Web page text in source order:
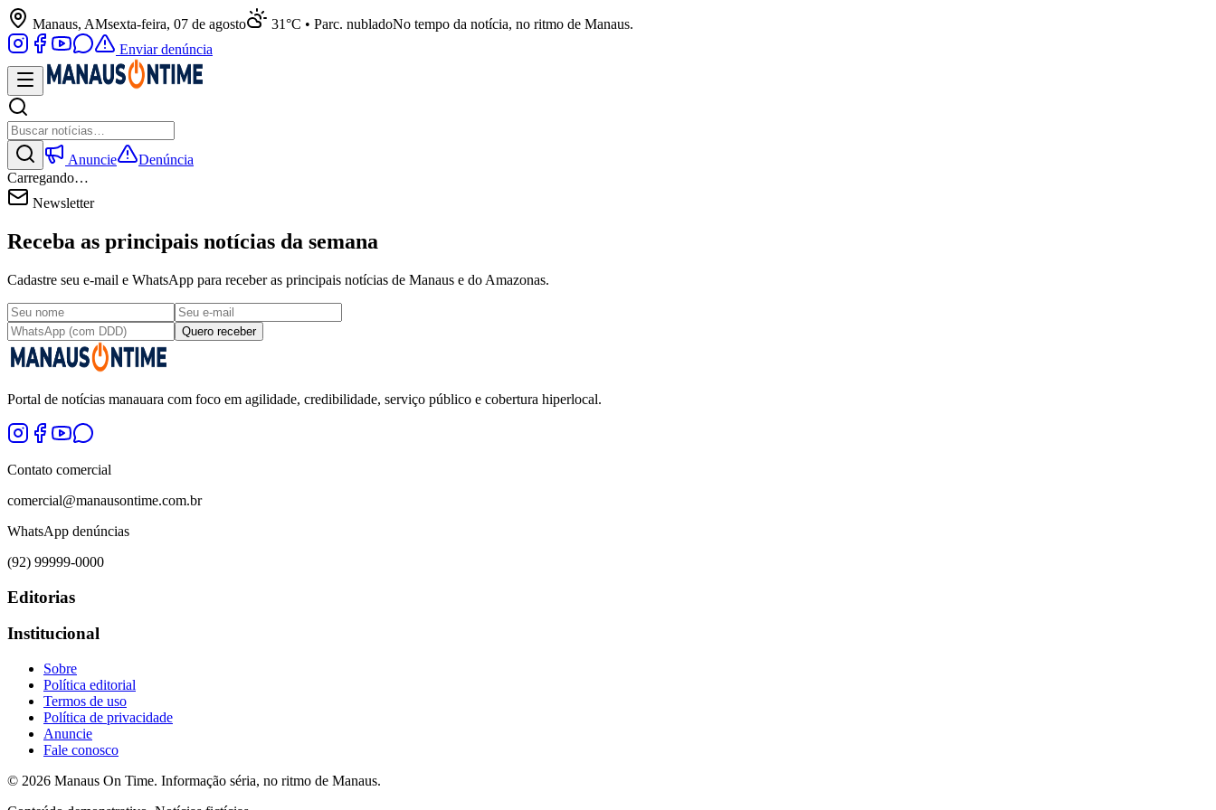
Manaus, AMsexta-feira, 07 de agosto 31°C • Parc. nubladoNo tempo da notícia, no ritmo de Manaus.
Enviar denúncia
Anuncie
Denúncia
Carregando…
Newsletter
Receba as principais notícias da semana
Cadastre seu e-mail e WhatsApp para receber as principais notícias de Manaus e do Amazonas.
Quero receber
Portal de notícias manauara com foco em agilidade, credibilidade, serviço público e cobertura hiperlocal.
Contato comercial
comercial@manausontime.com.br
WhatsApp denúncias
(92) 99999-0000
Editorias
Institucional
Sobre
Política editorial
Termos de uso
Política de privacidade
Anuncie
Fale conosco
© 2026 Manaus On Time. Informação séria, no ritmo de Manaus.